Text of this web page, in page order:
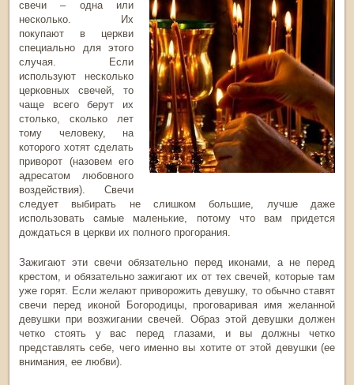
свечи – одна или
несколько. Их
покупают в церкви
специально для этого
случая. Если
используют несколько
церковных свечей, то
чаще всего берут их
столько, сколько лет
тому человеку, на
которого хотят сделать
приворот (назовем его
адресатом любовного
воздействия). Свечи
следует выбирать не слишком большие, лучше даже
использовать самые маленькие, потому что вам придется
дождаться в церкви их полного прогорания.
Зажигают эти свечи обязательно перед иконами, а не перед
крестом, и обязательно зажигают их от тех свечей, которые там
уже горят. Если желают приворожить девушку, то обычно ставят
свечи перед иконой Богородицы, проговаривая имя желанной
девушки при возжигании свечей. Образ этой девушки должен
четко стоять у вас перед глазами, и вы должны четко
представлять себе, чего именно вы хотите от этой девушки (ее
внимания, ее любви).